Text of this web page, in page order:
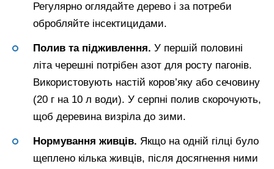
Регулярно оглядайте дерево і за потреби
обробляйте інсектицидами.
Полив та підживлення. У першій половині
літа черешні потрібен азот для росту пагонів.
Використовують настій коров’яку або сечовину
(20 г на 10 л води). У серпні полив скорочують,
щоб деревина визріла до зими.
Нормування живців. Якщо на одній гілці було
щеплено кілька живців, після досягнення ними